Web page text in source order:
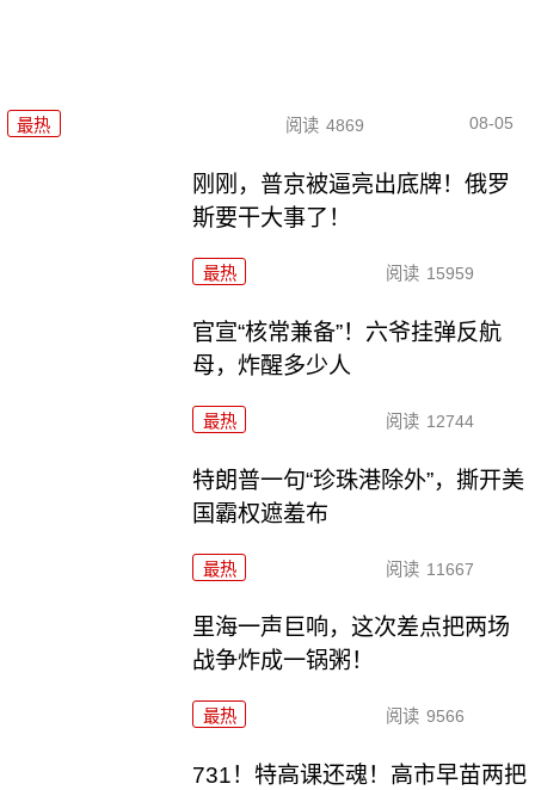
最热 阅读 4869 08-05
刚刚，普京被逼亮出底牌！俄罗
斯要干大事了！
最热 阅读 15959
官宣“核常兼备”！六爷挂弹反航
母，炸醒多少人
最热 阅读 12744
特朗普一句“珍珠港除外”，撕开美
国霸权遮羞布
最热 阅读 11667
里海一声巨响，这次差点把两场
战争炸成一锅粥！
最热 阅读 9566
731！特高课还魂！高市早苗两把